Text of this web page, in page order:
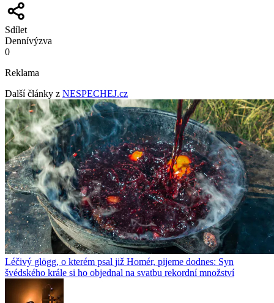
Sdílet
Dennívýzva
0
Reklama
Další články z NESPECHEJ.cz
Léčivý glögg, o kterém psal již Homér, pijeme dodnes: Syn
švédského krále si ho objednal na svatbu rekordní množství